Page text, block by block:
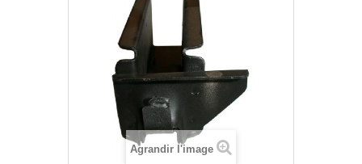
Agrandir l'image